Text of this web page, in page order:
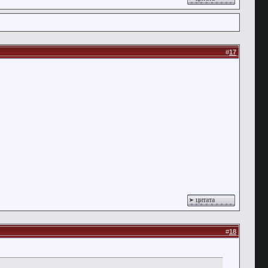
#17
цитата
#18